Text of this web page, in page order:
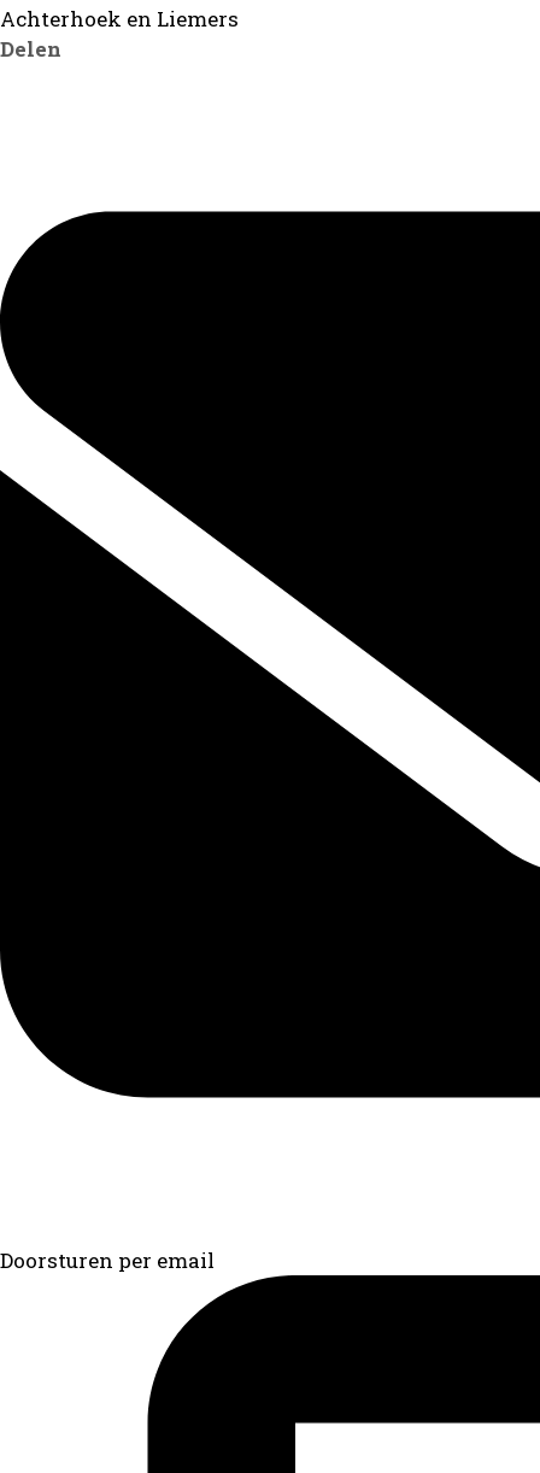
Achterhoek en Liemers
Delen
Doorsturen per email